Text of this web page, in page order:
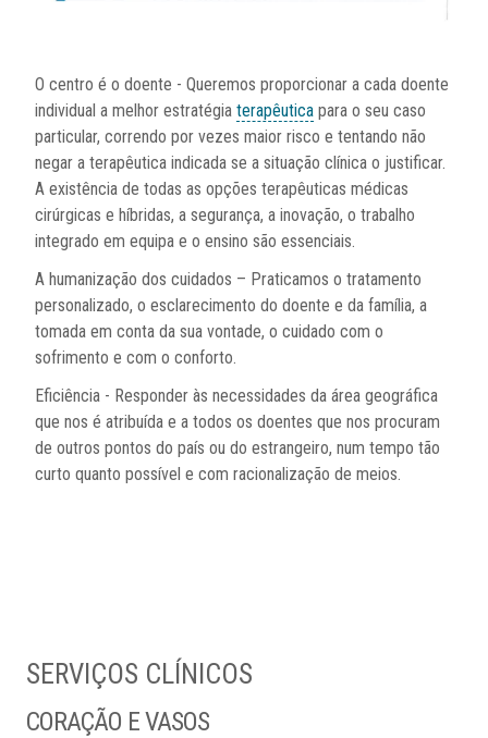
O centro é o doente - Queremos proporcionar a cada doente
individual a melhor estratégiaterapêutica para o seu caso
particular, correndo por vezes maior risco e tentando não
negar a terapêutica indicada se a situação clínica o justificar.
A existência de todas as opções terapêuticas médicas
cirúrgicas e híbridas, a segurança, a inovação, o trabalho
integrado em equipa e o ensino são essenciais.
A humanização dos cuidados – Praticamos o tratamento
personalizado, o esclarecimento do doente e da família, a
tomada em conta da sua vontade, o cuidado com o
sofrimento e com o conforto.
Eficiência - Responder às necessidades da área geográfica
que nos é atribuída e a todos os doentes que nos procuram
de outros pontos do país ou do estrangeiro, num tempo tão
curto quanto possível e com racionalização de meios.
SERVIÇOS CLÍNICOS
CORAÇÃO E VASOS